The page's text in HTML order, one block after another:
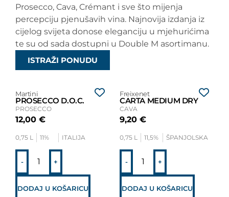
Prosecco, Cava, Crémant i sve što mijenja
percepciju pjenušavih vina. Najnovija izdanja iz
cijelog svijeta donose eleganciju u mjehurićima
te su od sada dostupni u Double M asortimanu.
ISTRAŽI PONUDU
Martini
PROSECCO D.O.C.
PROSECCO
12,00 €
0,75 L 11% ITALIJA
- +
DODAJ U KOŠARICU
Freixenet
CARTA MEDIUM DRY
CAVA
9,20 €
0,75 L 11,5% ŠPANJOLSKA
- +
DODAJ U KOŠARICU